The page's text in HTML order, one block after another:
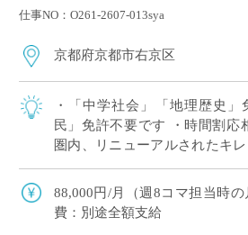
仕事NO：O261-2607-013sya
京都府京都市右京区
・「中学社会」「地理歴史」
民」免許不要です ・時間割応
圏内、リニューアルされたキ
88,000円/月（週8コマ担当時
費：別途全額支給